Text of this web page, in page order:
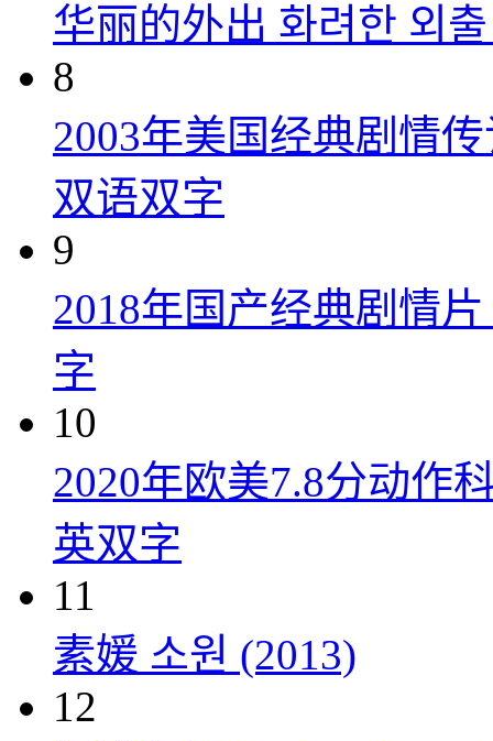
华丽的外出 화려한 외
8
2003年美国经典剧情
双语双字
9
2018年国产经典剧情
字
10
2020年欧美7.8分动作
英双字
11
素媛 소원 (2013)
12